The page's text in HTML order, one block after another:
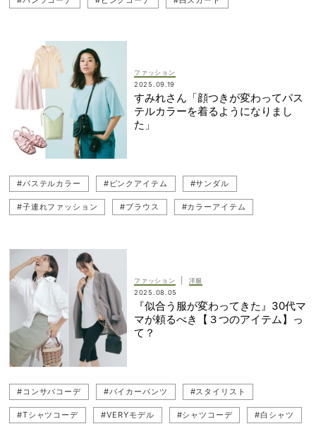
ファッション
2025.09.19
すみれさん「顔つきが変わってパス
テルカラーを着るようになりまし
た」
#パステルカラー #ピンクアイテム #サンダル
#子連れファッション #ブラウス #カラーアイテム
#カラーコーデ
ファッション
洋服
2025.08.05
『似合う服が変わってきた』30代マ
マが頼るべき【３つのアイテム】っ
て？
#コンサバコーデ #バイカーパンツ #スタイリスト
#Tシャツコーデ #VERYモデル #シャツコーデ #白シャツ